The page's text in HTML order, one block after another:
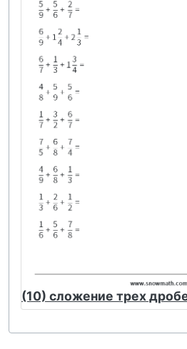
(10) сложение трех